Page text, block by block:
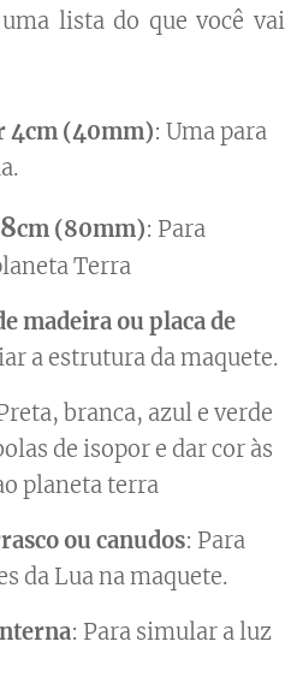
lista do que você vai
4cm (40mm): Uma para
8cm (80mm): Para
Terra
madeira ou placa de
a estrutura da maquete.
branca, azul e verde
de isopor e dar cor às
planeta terra
ou canudos: Para
da Lua na maquete.
: Para simular a luz